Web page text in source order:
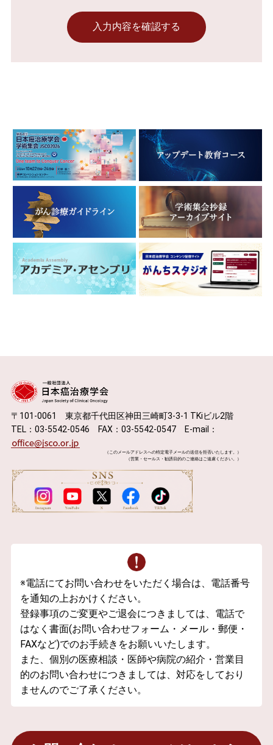
〒101-0061 東京都千代田区神田三崎町3-3-1 TKiビル2階
TEL：03-5542-0546 FAX：03-5542-0547 E-mail：
（このメールアドレスへの特定電子メールの送信を拒否いたします。）
（営業・セールス・勧誘目的のご連絡はご遠慮ください。）
※電話にてお問い合わせをいただく場合は、電話番号
を通知の上おかけください。
登録事項のご変更やご退会につきましては、電話で
はなく書面(お問い合わせフォーム・メール・郵便・
FAXなど)でのお手続きをお願いいたします。
また、個別の医療相談・医師や病院の紹介・営業目
的のお問い合わせにつきましては、対応をしており
ませんのでご了承ください。